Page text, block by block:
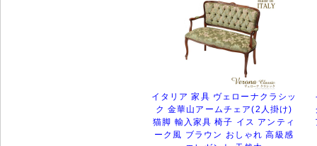
イタリア 家具 ヴェローナクラシッ
ク 金華山アームチェア(2人掛け)
猫脚 輸入家具 椅子 イス アンティ
ーク風 ブラウン おしゃれ 高級感